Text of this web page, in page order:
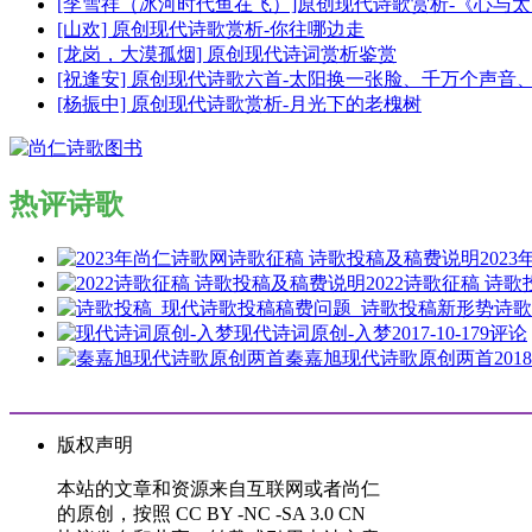
[李雪祥（冰河时代鱼在飞）]原创现代诗歌赏析-《心与
[山欢] 原创现代诗歌赏析-你往哪边走
[龙岗，大漠孤烟] 原创现代诗词赏析鉴赏
[祝逢安] 原创现代诗歌六首-太阳换一张脸、千万个声音
[杨振中] 原创现代诗歌赏析-月光下的老槐树
热评诗歌
2023
2022诗歌征稿 诗歌
诗
现代诗词原创-入梦2017-10-179评论
秦嘉旭现代诗歌原创两首
版权声明
本站的文章和资源来自互联网或者尚仁
的原创，按照 CC BY -NC -SA 3.0 CN